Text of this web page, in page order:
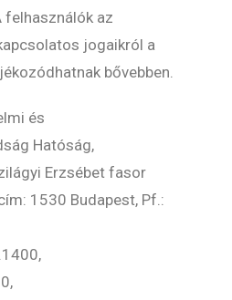
felhasználók az
jogaikról a
bővebben.
és
Hatóság,
Erzsébet fasor
1530 Budapest, Pf.: